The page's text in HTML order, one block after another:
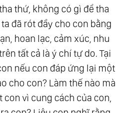
Nên Nhất Thể Với Chúa,
Của Linh Hồn
thứ, không có gì để tha
đã rót đầy cho con bằng
hoan lạc, cảm xúc, nhu
tất cả là ý chí tự do. Tại
nếu con đáp ứng lại một
cho con? Làm thế nào mà
vì cung cách của con,